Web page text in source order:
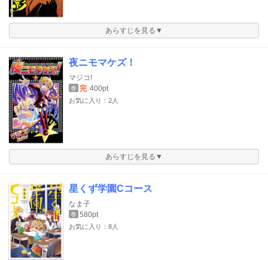
あらすじを見る▼
夜ニモマケズ！
マジコ!
巻 完 400pt
お気に入り：2人
あらすじを見る▼
星くず学園Cコース
なま子
巻 580pt
お気に入り：8人